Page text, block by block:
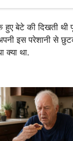
हुए बेटे की दिखती
इस परेशानी से
क्या था.